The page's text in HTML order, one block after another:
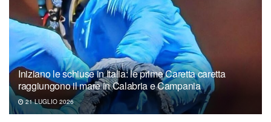
Iniziano le schiuse in Italia: le prime Caretta caretta
raggiungono il mare in Calabria e Campania
21 LUGLIO 2026